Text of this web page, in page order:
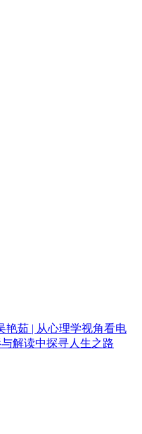
艳茹 | 从心理学视角看电
解读中探寻人生之路